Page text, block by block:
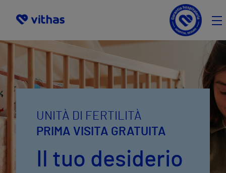
FR
UNITÀ DI FERTILITÀ
PRIMA VISITA GRATUITA
Il tuo desiderio